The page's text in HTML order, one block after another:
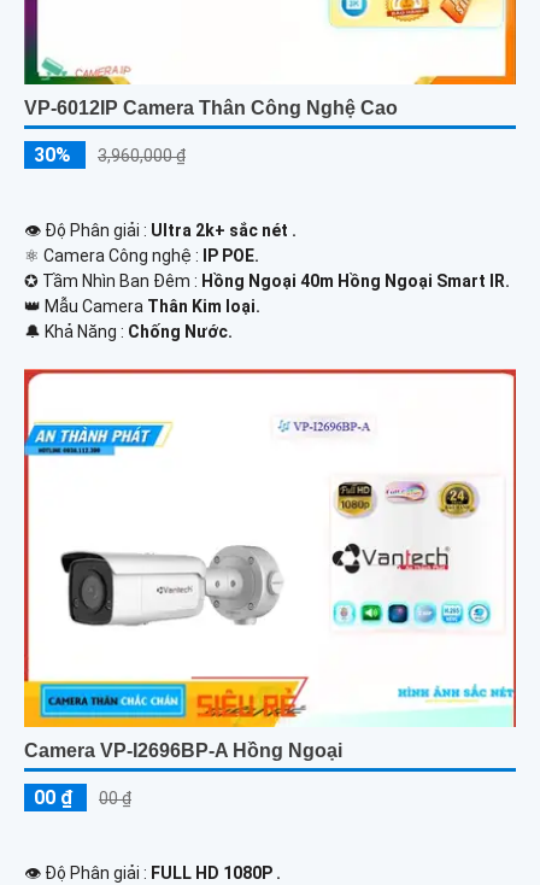
VP-6012IP Camera Thân Công Nghệ Cao
30% 3,960,000 ₫
👁 Độ Phân giải : Ultra 2k+ sắc nét .
⚛️ Camera Công nghệ :
IP POE.
✪ Tầm Nhìn Ban Đêm : Hồng Ngoại 40m Hồng Ngoại Smart IR.
👑 Mẫu Camera Thân Kim loại.
️🔔 Khả Năng : Chống Nước.
Camera VP-I2696BP-A Hồng Ngoại
00 ₫ 00 ₫
👁 Độ Phân giải : FULL HD 1080P .